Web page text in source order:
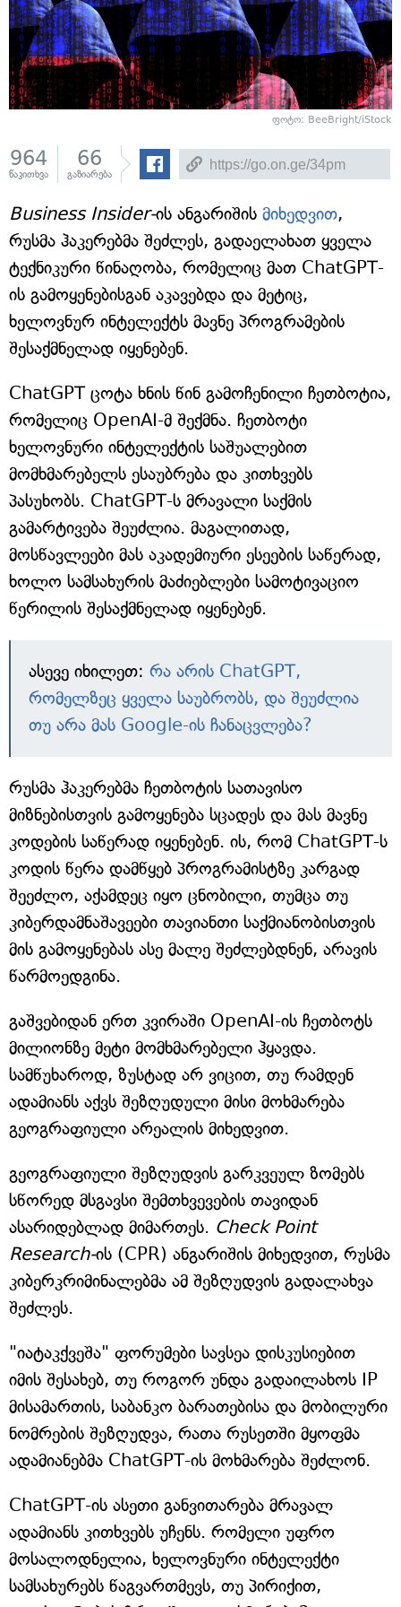
ფოტო: BeeBright/iStock
964
წაკითხვა
66
გაზიარება
Business Insider-ის ანგარიშის მიხედვით,
რუსმა ჰაკერებმა შეძლეს, გადაელახათ ყველა
ტექნიკური წინაღობა, რომელიც მათ ChatGPT-
ის გამოყენებისგან აკავებდა და მეტიც,
ხელოვნურ ინტელექტს მავნე პროგრამების
შესაქმნელად იყენებენ.
ChatGPT ცოტა ხნის წინ გამოჩენილი ჩეთბოტია,
რომელიც OpenAI-მ შექმნა. ჩეთბოტი
ხელოვნური ინტელექტის საშუალებით
მომხმარებელს ესაუბრება და კითხვებს
პასუხობს. ChatGPT-ს მრავალი საქმის
გამარტივება შეუძლია. მაგალითად,
მოსწავლეები მას აკადემიური ესეების საწერად,
ხოლო სამსახურის მაძიებლები სამოტივაციო
წერილის შესაქმნელად იყენებენ.
ასევე იხილეთ: რა არის ChatGPT,
რომელზეც ყველა საუბრობს, და შეუძლია
თუ არა მას Google-ის ჩანაცვლება?
რუსმა ჰაკერებმა ჩეთბოტის სათავისო
მიზნებისთვის გამოყენება სცადეს და მას მავნე
კოდების საწერად იყენებენ. ის, რომ ChatGPT-ს
კოდის წერა დამწყებ პროგრამისტზე კარგად
შეეძლო, აქამდეც იყო ცნობილი, თუმცა თუ
კიბერდამნაშავეები თავიანთი საქმიანობისთვის
მის გამოყენებას ასე მალე შეძლებდნენ, არავის
წარმოედგინა.
გაშვებიდან ერთ კვირაში OpenAI-ის ჩეთბოტს
მილიონზე მეტი მომხმარებელი ჰყავდა.
სამწუხაროდ, ზუსტად არ ვიცით, თუ რამდენ
ადამიანს აქვს შეზღუდული მისი მოხმარება
გეოგრაფიული არეალის მიხედვით.
გეოგრაფიული შეზღუდვის გარკვეულ ზომებს
სწორედ მსგავსი შემთხვევების თავიდან
ასარიდებლად მიმართეს. Check Point
Research-ის (CPR) ანგარიშის მიხედვით, რუსმა
კიბერკრიმინალებმა ამ შეზღუდვის გადალახვა
შეძლეს.
"იატაკქვეშა" ფორუმები სავსეა დისკუსიებით
იმის შესახებ, თუ როგორ უნდა გადაილახოს IP
მისამართის, საბანკო ბარათებისა და მობილური
ნომრების შეზღუდვა, რათა რუსეთში მყოფმა
ადამიანებმა ChatGPT-ის მოხმარება შეძლონ.
ChatGPT-ის ასეთი განვითარება მრავალ
ადამიანს კითხვებს უჩენს. რომელი უფრო
მოსალოდნელია, ხელოვნური ინტელექტი
სამსახურებს წაგვართმევს, თუ პირიქით,